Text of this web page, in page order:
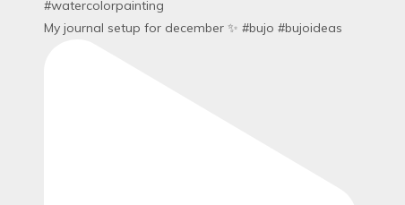
My journal setup for december ✨ #bujo #bujoideas